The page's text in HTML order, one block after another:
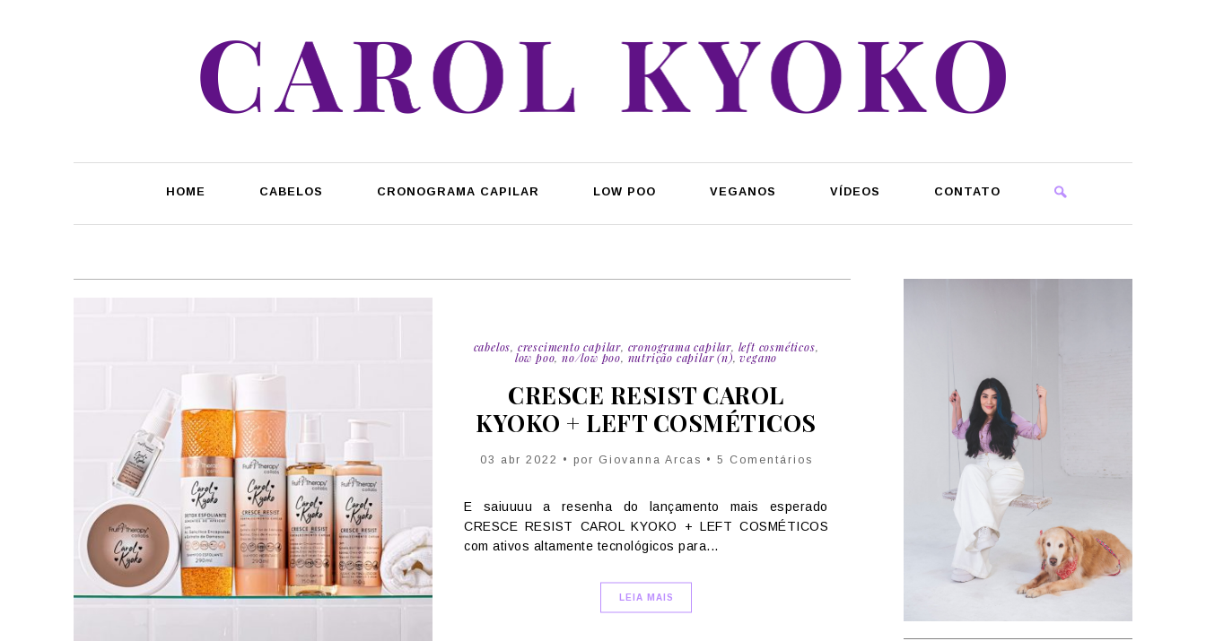
HOME CABELOS CRONOGRAMA CAPILAR LOW POO VEGANOS VÍDEOS CONTATO
cabelos, crescimento capilar, cronograma capilar, left cosméticos,
low poo,no/low poo, nutrição capilar (n),vegano
CRESCE RESIST CAROL
KYOKO + LEFT COSMÉTICOS
03 abr 2022 • por Giovanna Arcas • 5 Comentários
E saiuuuu a resenha do lançamento mais esperado
CRESCE RESIST CAROL KYOKO + LEFT COSMÉTICOS
com ativos altamente tecnológicos para...
LEIA MAIS